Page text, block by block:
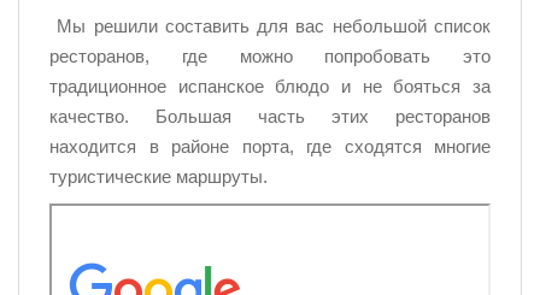
Мы решили составить для вас небольшой список
ресторанов, где можно попробовать это
традиционное испанское блюдо и не бояться за
качество. Большая часть этих ресторанов
находится в районе порта, где сходятся многие
туристические маршруты.